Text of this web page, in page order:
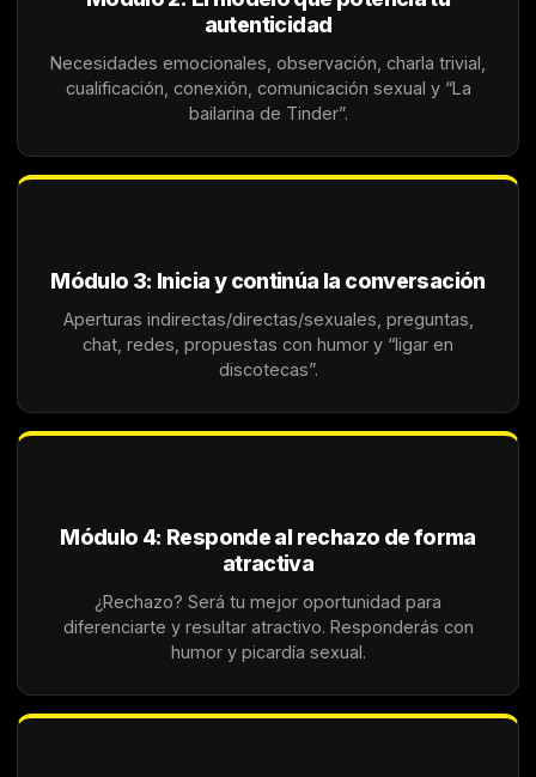
autenticidad
Necesidades emocionales, observación, charla trivial,
cualificación, conexión, comunicación sexual y “La
bailarina de Tinder”.
Módulo 3: Inicia y continúa la conversación
Aperturas indirectas/directas/sexuales, preguntas,
chat, redes, propuestas con humor y “ligar en
discotecas”.
Módulo 4: Responde al rechazo de forma
atractiva
¿Rechazo? Será tu mejor oportunidad para
diferenciarte y resultar atractivo. Responderás con
humor y picardía sexual.